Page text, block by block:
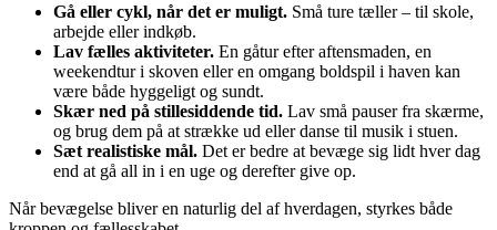
Gå eller cykl, når det er muligt. Små ture tæller – til skole,
arbejde eller indkøb.
Lav fælles aktiviteter. En gåtur efter aftensmaden, en
weekendtur i skoven eller en omgang boldspil i haven kan
være både hyggeligt og sundt.
Skær ned på stillesiddende tid. Lav små pauser fra skærme,
og brug dem på at strække ud eller danse til musik i stuen.
Sæt realistiske mål. Det er bedre at bevæge sig lidt hver dag
end at gå all in i en uge og derefter give op.
Når bevægelse bliver en naturlig del af hverdagen, styrkes både